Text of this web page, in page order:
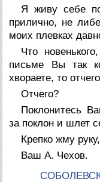
Я живу себе
прилично, не
моих плевках
Что
письме Вы так
хвораете, то
Отчего?
Поклонитесь
за поклон и шлет
Крепко жму
Ваш А. Чехов.